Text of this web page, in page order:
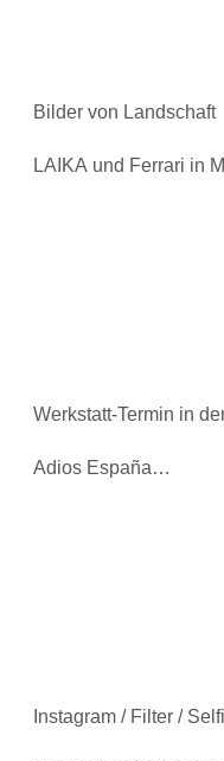
Bilder von Landschaft
LAIKA und Ferrari in
Werkstatt-Termin in
Adios España…
Instagram / Filter /